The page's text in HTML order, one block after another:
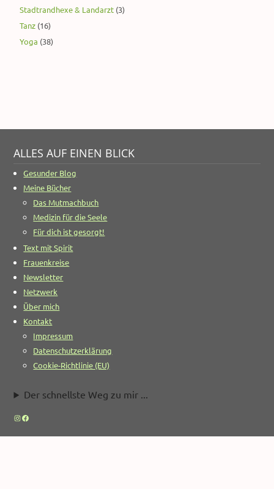
Stadtrandhexe & Landarzt (3)
Tanz (16)
Yoga (38)
ALLES AUF EINEN BLICK
Gesunder Blog
Meine Bücher
Das Mutmachbuch
Medizin für die Seele
Für dich ist gesorgt!
Text mit Spirit
Frauenkreise
Newsletter
Netzwerk
Über mich
Kontakt
Impressum
Datenschutzerklärung
Cookie-Richtlinie (EU)
Der schnellste Weg zu mir ...
Instagram
Facebook